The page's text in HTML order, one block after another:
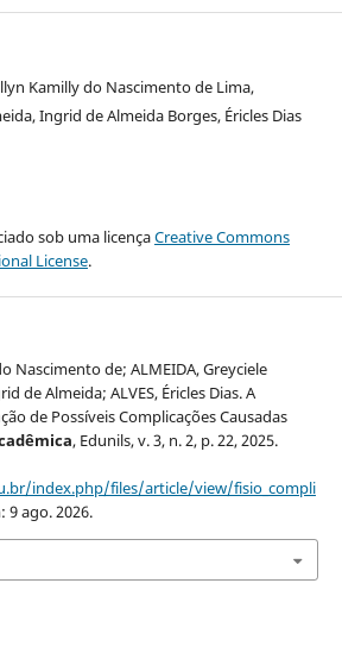
Kamilly do Nascimento de Lima,
Ingrid de Almeida Borges, Éricles Dias
sob uma licençaCreative Commons
License.
Nascimento de; ALMEIDA, Greyciele
de Almeida; ALVES, Éricles Dias. A
de Possíveis Complicações Causadas
, Edunils, v. 3, n. 2, p. 22, 2025.
index.php/files/article/view/fisio_compli
9 ago. 2026.